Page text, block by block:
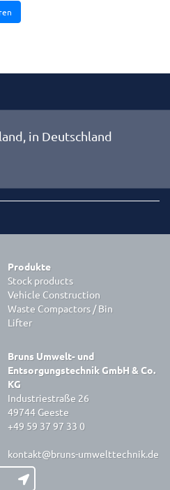
in Deutschland
Produkte
Stock products
Vehicle Construction
Waste Compactors / Bin
Lifter
Bruns Umwelt- und
Entsorgungstechnik GmbH & Co.
KG
Industriestraße 26
49744 Geeste
+49 59 37 97 33 0
kontakt@bruns-umwelttechnik.de